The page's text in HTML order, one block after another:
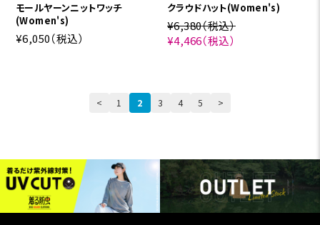
モールヤーンニットワッチ
(Women's)
¥6,050（税込）
クラウドハット(Women's)
¥6,380（税込）
¥4,466（税込）
< 1 2 3 4 5 >